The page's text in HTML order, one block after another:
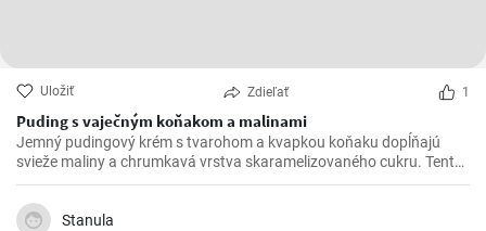
Uložiť Zdieľať 1
Puding s vaječným koňakom a malinami
Jemný pudingový krém s tvarohom a kvapkou koňaku dopĺňajú
svieže maliny a chrumkavá vrstva skaramelizovaného cukru. Tento
rýchly dezert na lyžičku očarí elegantným vzhľadom aj príjemnou
krémovosťou, ovocnou sviežosťou a sladkým chrumknutím
karamelu.Stanula